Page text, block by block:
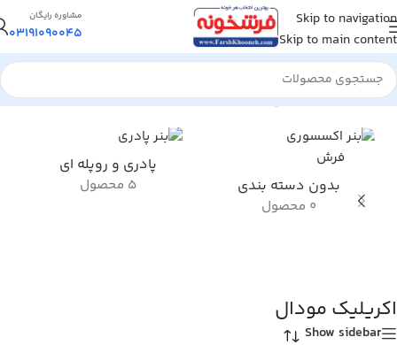
Skip to navigation
Skip to main content
مشاوره رایگان
03191090045
خانه/محصول جنس نخ خاب/اکریلیک مودال
بدون دسته بندی
0 محصول
پادری و روپله ای
5 محصول
اکریلیک مودال
Show sidebar